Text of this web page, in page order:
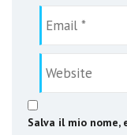
Salva il mio